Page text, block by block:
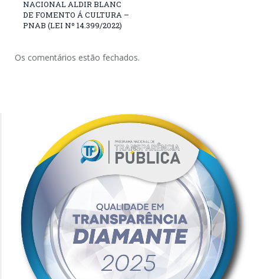
NACIONAL ALDIR BLANC
DE FOMENTO Á CULTURA –
PNAB (LEI Nº 14.399/2022)
Os comentários estão fechados.